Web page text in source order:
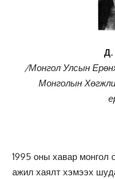
Д.
/Монгол Улсын
Монголын
1995 оны хавар монгол
ажил хаялт хэмээх